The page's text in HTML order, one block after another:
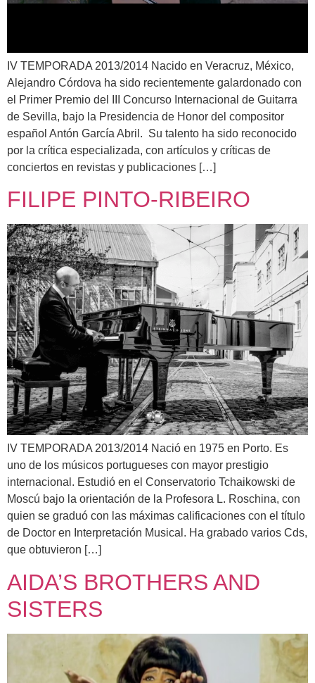
IV TEMPORADA 2013/2014 Nacido en Veracruz, México,
Alejandro Córdova ha sido recientemente galardonado con
el Primer Premio del III Concurso Internacional de Guitarra
de Sevilla, bajo la Presidencia de Honor del compositor
español Antón García Abril. Su talento ha sido reconocido
por la crítica especializada, con artículos y críticas de
conciertos en revistas y publicaciones […]
FILIPE PINTO-RIBEIRO
IV TEMPORADA 2013/2014 Nació en 1975 en Porto. Es
uno de los músicos portugueses con mayor prestigio
internacional. Estudió en el Conservatorio Tchaikowski de
Moscú bajo la orientación de la Profesora L. Roschina, con
quien se graduó con las máximas calificaciones con el título
de Doctor en Interpretación Musical. Ha grabado varios Cds,
que obtuvieron […]
AIDA’S BROTHERS AND
SISTERS